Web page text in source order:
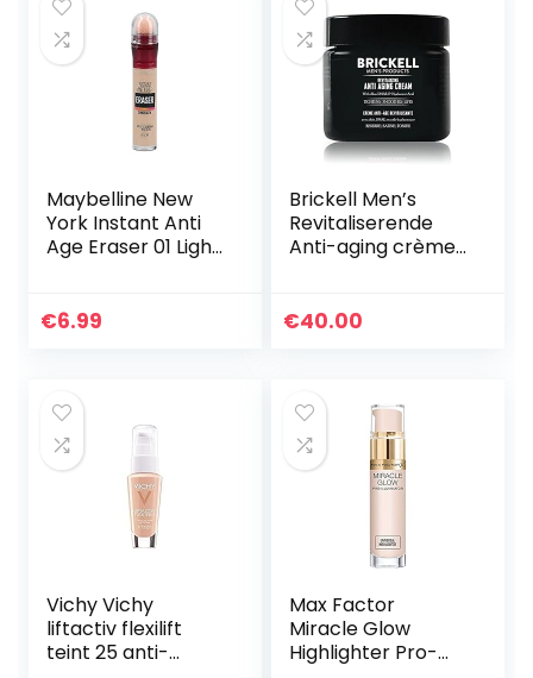
Maybelline New
York Instant Anti
Age Eraser 01 Light
wegwerken – 6,8
€6.99
Brickell Men’s
Revitaliserende
Anti-aging crème
Organische Anti-
€40.00
Vichy Vichy
liftactiv flexilift
teint 25 anti-
Max Factor
Miracle Glow
Highlighter Pro-